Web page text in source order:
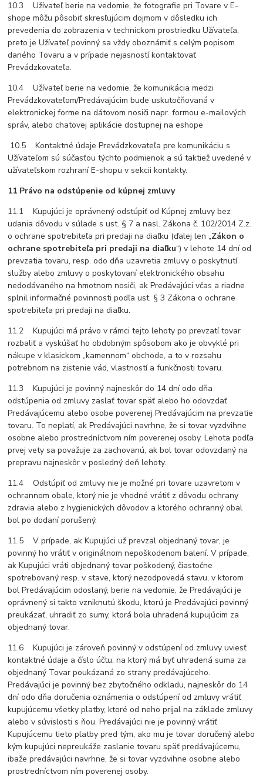
10.3 Užívateľ berie na vedomie, že fotografie pri Tovare v E-
shope môžu pôsobiť skresľujúcim dojmom v dôsledku ich
prevedenia do zobrazenia v technickom prostriedku Užívateľa,
preto je Užívateľ povinný sa vždy oboznámiť s celým popisom
daného Tovaru a v prípade nejasností kontaktovať
Prevádzkovateľa.
10.4 Užívateľ berie na vedomie, že komunikácia medzi
Prevádzkovateľom/Predávajúcim bude uskutočňovaná v
elektronickej forme na dátovom nosiči napr. formou e-mailových
správ, alebo chatovej aplikácie dostupnej na eshope
10.5 Kontaktné údaje Prevádzkovateľa pre komunikáciu s
Užívateľom sú súčasťou týchto podmienok a sú taktiež uvedené v
užívateľskom rozhraní E-shopu v sekcii kontakty.
11 Právo na odstúpenie od kúpnej zmluvy
11.1 Kupujúci je oprávnený odstúpiť od Kúpnej zmluvy bez
udania dôvodu v súlade s ust. § 7 a nasl. Zákona č. 102/2014 Z.z.
o ochrane spotrebiteľa pri predaji na diaľku (ďalej len „Zákon o
ochrane spotrebiteľa pri predaji na diaľku“) v lehote 14 dní od
prevzatia tovaru, resp. odo dňa uzavretia zmluvy o poskytnutí
služby alebo zmluvy o poskytovaní elektronického obsahu
nedodávaného na hmotnom nosiči, ak Predávajúci včas a riadne
splnil informačné povinnosti podľa ust. § 3 Zákona o ochrane
spotrebiteľa pri predaji na diaľku.
11.2 Kupujúci má právo v rámci tejto lehoty po prevzatí tovar
rozbaliť a vyskúšať ho obdobným spôsobom ako je obvyklé pri
nákupe v klasickom „kamennom“ obchode, a to v rozsahu
potrebnom na zistenie vád, vlastností a funkčnosti tovaru.
11.3 Kupujúci je povinný najneskôr do 14 dní odo dňa
odstúpenia od zmluvy zaslať tovar späť alebo ho odovzdať
Predávajúcemu alebo osobe poverenej Predávajúcim na prevzatie
tovaru. To neplatí, ak Predávajúci navrhne, že si tovar vyzdvihne
osobne alebo prostredníctvom ním poverenej osoby. Lehota podľa
prvej vety sa považuje za zachovanú, ak bol tovar odovzdaný na
prepravu najneskôr v posledný deň lehoty.
11.4 Odstúpiť od zmluvy nie je možné pri tovare uzavretom v
ochrannom obale, ktorý nie je vhodné vrátiť z dôvodu ochrany
zdravia alebo z hygienických dôvodov a ktorého ochranný obal
bol po dodaní porušený.
11.5 V prípade, ak Kupujúci už prevzal objednaný tovar, je
povinný ho vrátiť v originálnom nepoškodenom balení. V prípade,
ak Kupujúci vráti objednaný tovar poškodený, čiastočne
spotrebovaný resp. v stave, ktorý nezodpovedá stavu, v ktorom
bol Predávajúcim odoslaný, berie na vedomie, že Predávajúci je
oprávnený si takto vzniknutú škodu, ktorú je Predávajúci povinný
preukázať, uhradiť zo sumy, ktorá bola uhradená kupujúcim za
objednaný tovar.
11.6 Kupujúci je zároveň povinný v odstúpení od zmluvy uviesť
kontaktné údaje a číslo účtu, na ktorý má byť uhradená suma za
objednaný Tovar poukázaná zo strany predávajúceho.
Predávajúci je povinný bez zbytočného odkladu, najneskôr do 14
dní odo dňa doručenia oznámenia o odstúpení od zmluvy vrátiť
kupujúcemu všetky platby, ktoré od neho prijal na základe zmluvy
alebo v súvislosti s ňou. Predávajúci nie je povinný vrátiť
Kupujúcemu tieto platby pred tým, ako mu je tovar doručený alebo
kým kupujúci nepreukáže zaslanie tovaru späť predávajúcemu,
ibaže predávajúci navrhne, že si tovar vyzdvihne osobne alebo
prostredníctvom ním poverenej osoby.